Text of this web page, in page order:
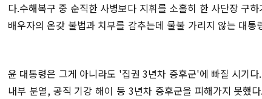
다.수해복구 중 순직한 사병보다 지휘를 소홀히 한 사단장 구
배우자의 온갖 불법과 치부를 감추는데 물불 가리지 않는 대
윤 대통령은 그게 아니라도 '집권 3년차 증후군'에 빠질 시기
내부 분열, 공직 기강 해이 등 3년차 증후군을 피해가지 못했